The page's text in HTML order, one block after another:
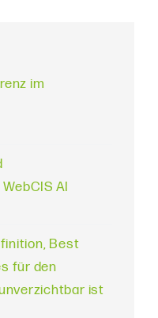
im
AI
Best
für den
ist